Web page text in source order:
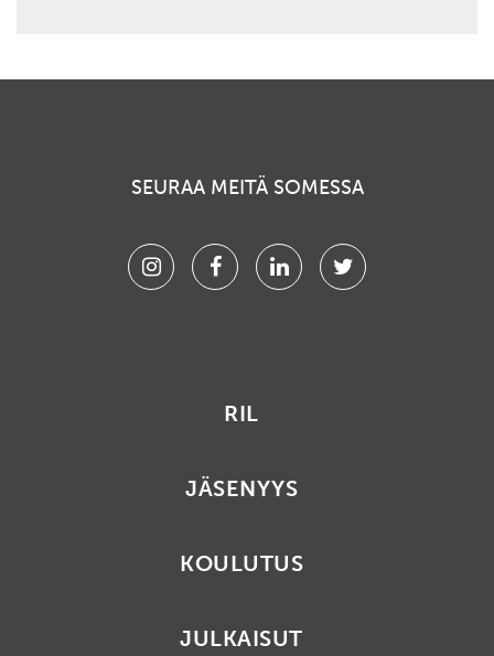
SEURAA MEITÄ SOMESSA
InstagramFacebookLinkedinTwitter
RIL
JÄSENYYS
KOULUTUS
JULKAISUT